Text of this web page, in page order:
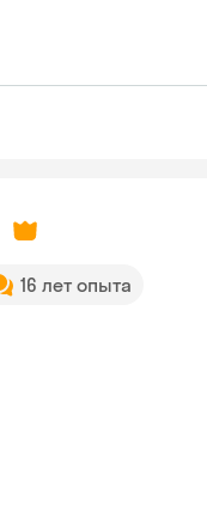
16 лет опыта